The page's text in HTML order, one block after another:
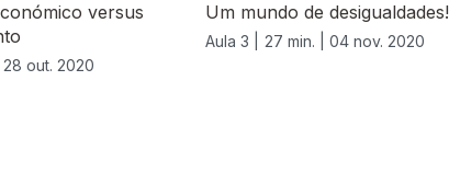
versus
28 out. 2020
Um mundo de desigualdades!
Aula 3 | 27 min. | 04 nov. 2020